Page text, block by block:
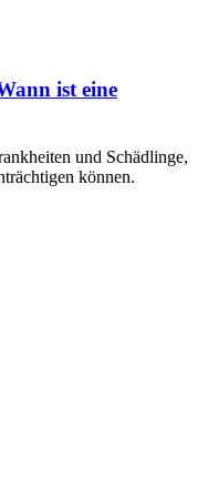
ist eine
und Schädlinge,
können.